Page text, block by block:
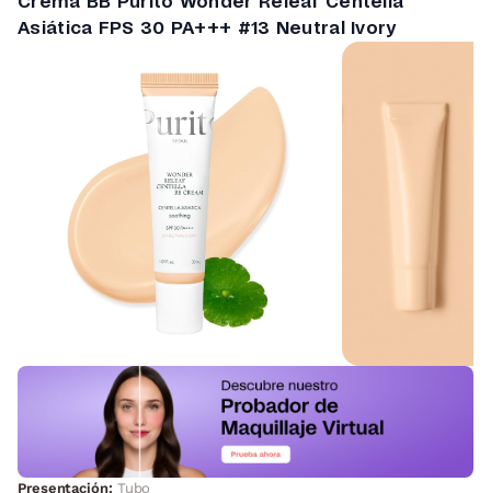
Asiática FPS 30 PA+++ #13 Neutral Ivory
Presentación: Tubo